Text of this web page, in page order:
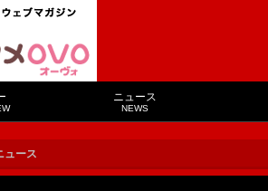
ニュース
NEWS
ュース